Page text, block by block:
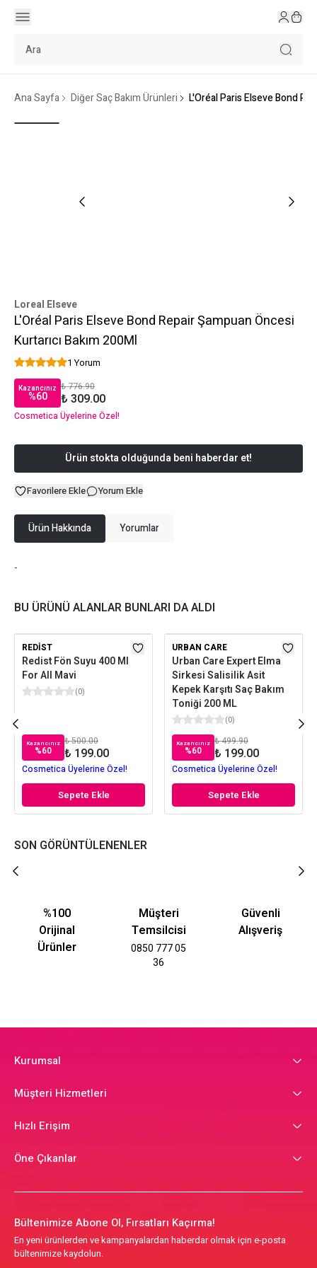
Ana Sayfa Diğer Saç Bakım Ürünleri L'Oréal Paris Elseve Bond
Loreal Elseve
L'Oréal Paris Elseve Bond Repair Şampuan Öncesi
Kurtarıcı Bakım 200Ml
1 Yorum
Kazancınız
%60
₺ 776.90
₺ 309.00
Cosmetica Üyelerine Özel!
Ürün stokta olduğunda beni haberdar et!
Favorilere Ekle Yorum Ekle
Ürün Hakkında Yorumlar
-
BU ÜRÜNÜ ALANLAR BUNLARI DA ALDI
REDIST
Redist Fön Suyu 400 Ml
For All Mavi
(0)
Kazancınız
%60
₺ 500.00
₺ 199.00
Cosmetica Üyelerine Özel!
Sepete Ekle
URBAN CARE
Urban Care Expert Elma
Sirkesi Salisilik Asit
Kepek Karşıtı Saç Bakım
Toniği 200 ML
(0)
Kazancınız
%60
₺ 499.90
₺ 199.00
Cosmetica Üyelerine Özel!
Sepete Ekle
SON GÖRÜNTÜLENENLER
%100
Orijinal
Ürünler
Müşteri
Temsilcisi
0850 777 05
36
Güvenli
Alışveriş
Kurumsal
Müşteri Hizmetleri
Hızlı Erişim
Öne Çıkanlar
Bültenimize Abone Ol, Fırsatları Kaçırma!
En yeni ürünlerden ve kampanyalardan haberdar olmak için e-posta
bültenimize kaydolun.